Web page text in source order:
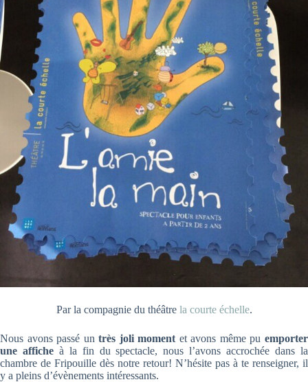
Par la compagnie du théâtre la courte échelle.
Nous avons passé untrès joli moment et avons même puemporter
une afficheà la fin du spectacle, nous l’avons accrochée dans la
chambre de Fripouille dès notre retour! N’hésite pas à te renseigner, il
y a pleins d’évènements intéressants.